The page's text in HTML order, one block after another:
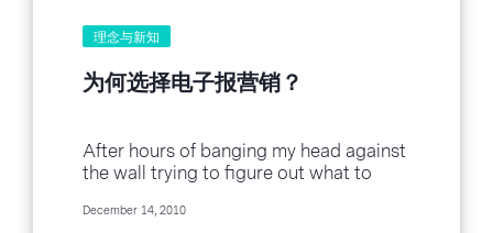
理念与新知
为何选择电子报营销？
After hours of banging my head against
the wall trying to figure out what to
December 14, 2010